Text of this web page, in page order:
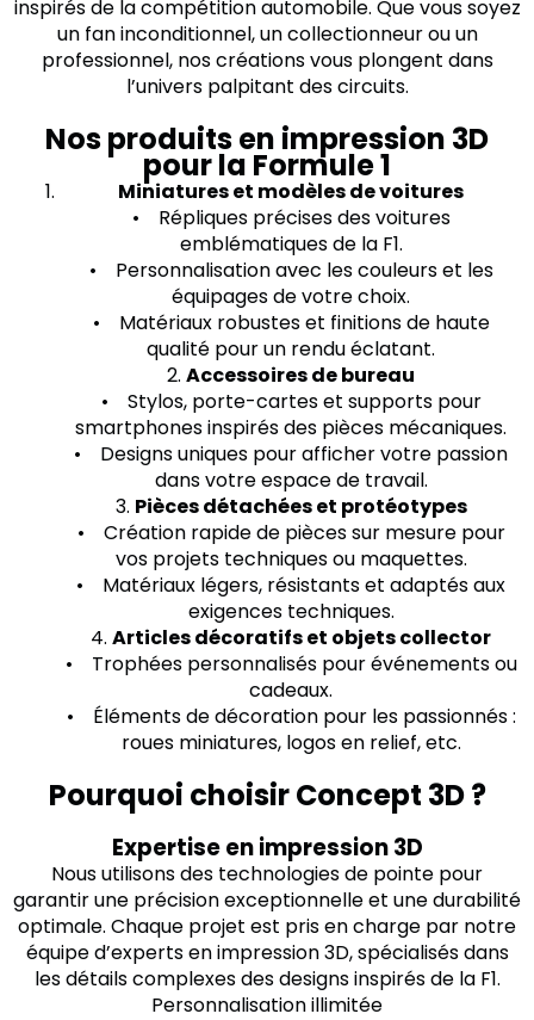
inspirés de la compétition automobile. Que vous soyez
un fan inconditionnel, un collectionneur ou un
professionnel, nos créations vous plongent dans
l’univers palpitant des circuits.
Nos produits en impression 3D
pour la Formule 1
Miniatures et modèles de voitures
• Répliques précises des voitures
emblématiques de la F1.
• Personnalisation avec les couleurs et les
équipages de votre choix.
• Matériaux robustes et finitions de haute
qualité pour un rendu éclatant.
2. Accessoires de bureau
• Stylos, porte-cartes et supports pour
smartphones inspirés des pièces mécaniques.
• Designs uniques pour afficher votre passion
dans votre espace de travail.
3. Pièces détachées et protéotypes
• Création rapide de pièces sur mesure pour
vos projets techniques ou maquettes.
• Matériaux légers, résistants et adaptés aux
exigences techniques.
4. Articles décoratifs et objets collector
• Trophées personnalisés pour événements ou
cadeaux.
• Éléments de décoration pour les passionnés :
roues miniatures, logos en relief, etc.
Pourquoi choisir Concept 3D ?
Expertise en impression 3D
Nous utilisons des technologies de pointe pour
garantir une précision exceptionnelle et une durabilité
optimale. Chaque projet est pris en charge par notre
équipe d’experts en impression 3D, spécialisés dans
les détails complexes des designs inspirés de la F1.
Personnalisation illimitée